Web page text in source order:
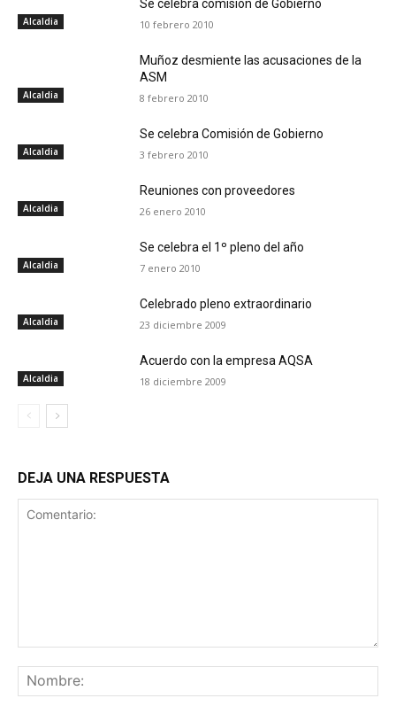
Alcaldia
Se celebra comisión de Gobierno
10 febrero 2010
Alcaldia
Muñoz desmiente las acusaciones de la
ASM
8 febrero 2010
Alcaldia
Se celebra Comisión de Gobierno
3 febrero 2010
Alcaldia
Reuniones con proveedores
26 enero 2010
Alcaldia
Se celebra el 1º pleno del año
7 enero 2010
Alcaldia
Celebrado pleno extraordinario
23 diciembre 2009
Alcaldia
Acuerdo con la empresa AQSA
18 diciembre 2009
DEJA UNA RESPUESTA